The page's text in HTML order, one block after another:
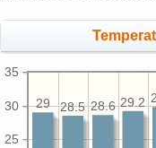
25
30
35
29.2
28.6
28.5
29